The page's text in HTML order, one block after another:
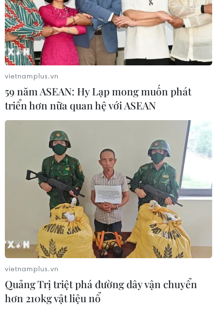
vietnamplus.vn
59 năm ASEAN: Hy Lạp mong muốn phát
triển hơn nữa quan hệ với ASEAN
vietnamplus.vn
Quảng Trị triệt phá đường dây vận chuyển
hơn 210kg vật liệu nổ